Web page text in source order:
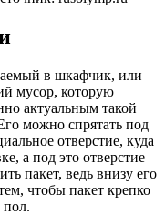
в шкафчик, или
мусор, которую
актуальным такой
можно спрятать под
отверстие, куда
а под это отверстие
пакет, ведь внизу его
чтобы пакет крепко
пол.